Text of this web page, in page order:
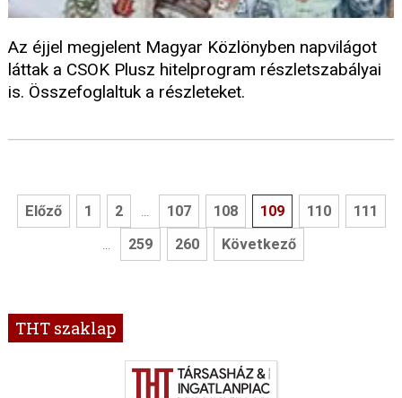
Az éjjel megjelent Magyar Közlönyben napvilágot
láttak a CSOK Plusz hitelprogram részletszabályai
is. Összefoglaltuk a részleteket.
Előző 1 2 ... 107 108 109 110 111
... 259 260 Következő
THT szaklap